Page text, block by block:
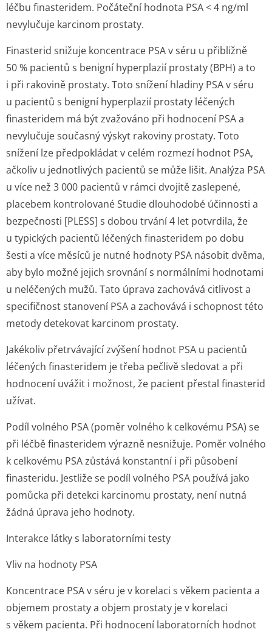
léčbu finasteridem. Počáteční hodnota PSA < 4 ng/ml
nevylučuje karcinom prostaty.
Finasterid snižuje koncentrace PSA v séru u přibližně
50 % pacientů s benigní hyperplazií prostaty (BPH) a to
i při rakovině prostaty. Toto snížení hladiny PSA v séru
u pacientů s benigní hyperplazií prostaty léčených
finasteridem má být zvažováno při hodnocení PSA a
nevylučuje současný výskyt rakoviny prostaty. Toto
snížení lze předpokládat v celém rozmezí hodnot PSA,
ačkoliv u jednotlivých pacientů se může lišit. Analýza PSA
u více než 3 000 pacientů v rámci dvojitě zaslepené,
placebem kontrolované Studie dlouhodobé účinnosti a
bezpečnosti [PLESS] s dobou trvání 4 let potvrdila, že
u typických pacientů léčených finasteridem po dobu
šesti a více měsíců je nutné hodnoty PSA násobit dvěma,
aby bylo možné jejich srovnání s normálními hodnotami
u neléčených mužů. Tato úprava zachovává citlivost a
specifičnost stanovení PSA a zachovává i schopnost této
metody detekovat karcinom prostaty.
Jakékoliv přetrvávající zvýšení hodnot PSA u pacientů
léčených finasteridem je třeba pečlivě sledovat a při
hodnocení uvážit i možnost, že pacient přestal finasterid
užívat.
Podíl volného PSA (poměr volného k celkovému PSA) se
při léčbě finasteridem výrazně nesnižuje. Poměr volného
k celkovému PSA zůstává konstantní i při působení
finasteridu. Jestliže se podíl volného PSA používá jako
pomůcka při detekci karcinomu prostaty, není nutná
žádná úprava jeho hodnoty.
Interakce látky s laboratorními testy
Vliv na hodnoty PSA
Koncentrace PSA v séru je v korelaci s věkem pacienta a
objemem prostaty a objem prostaty je v korelaci
s věkem pacienta. Při hodnocení laboratorních hodnot